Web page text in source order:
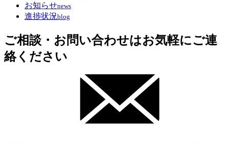
お知らせnews
進捗状況blog
ご相談・お問い合わせはお気軽にご連
絡ください